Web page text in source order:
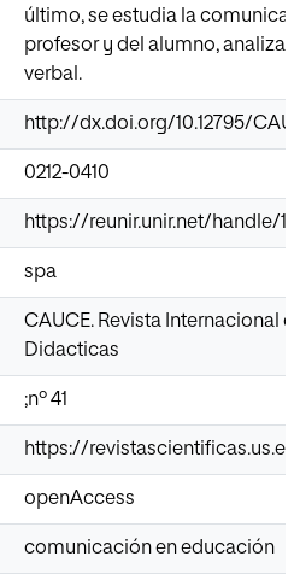
último, se estudia la
profesor y del alumno,
verbal.
http://dx.doi.org/10.12795/
0212-0410
https://reunir.unir.net/handle/
spa
CAUCE. Revista Internacional
Didacticas
;nº 41
https://
openAccess
comunicación en educación